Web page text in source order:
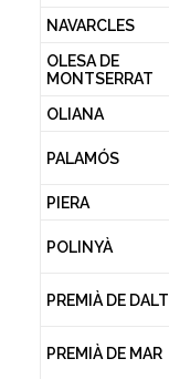
NAVARCLES
OLESA DE
MONTSERRAT
OLIANA
PALAMÓS
PIERA
POLINYÀ
PREMIÀ DE DALT
PREMIÀ DE MAR